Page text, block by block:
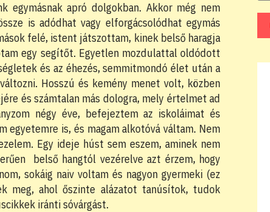
egymásnak apró dolgokban. Akkor még nem
is adódhat vagy elforgácsolódhat egymás
felé, istent játszottam, kinek belső haragja
egy segítőt. Egyetlen mozdulattal oldódott
és az éhezés, semmitmondó élet után a
Hosszú és kemény menet volt, közben
és számtalan más dologra, mely értelmet ad
négy éve, befejeztem az iskoláimat és
egyetemre is, és magam alkotóvá váltam. Nem
Egy ideje húst sem eszem, aminek nem
belső hangtól vezérelve azt érzem, hogy
sokáig naiv voltam és nagyon gyermeki (ez
meg, ahol őszinte alázatot tanúsítok, tudok
iránti sóvárgást.